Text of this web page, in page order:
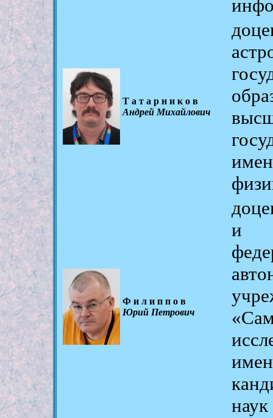
Татарников
Андрей Михайлович
Филиппов
Юрий Петрович
и
наук